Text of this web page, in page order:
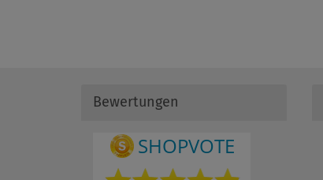
Bewertungen